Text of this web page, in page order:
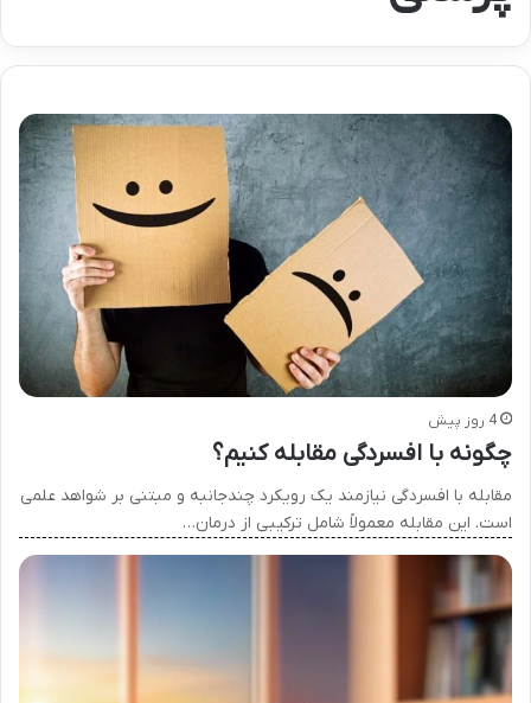
4 روز پیش
چگونه با افسردگی مقابله کنیم؟
مقابله با افسردگی نیازمند یک رویکرد چندجانبه و مبتنی بر شواهد علمی
است. این مقابله معمولاً شامل ترکیبی از درمان…